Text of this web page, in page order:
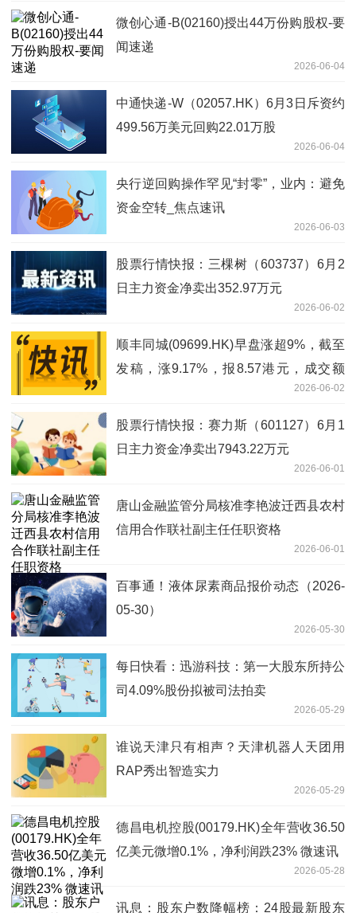
微创心通-B(02160)授出44万份购股权-要
闻速递
2026-06-04
中通快递-W（02057.HK）6月3日斥资约
499.56万美元回购22.01万股
2026-06-04
央行逆回购操作罕见“封零”，业内：避免
资金空转_焦点速讯
2026-06-03
股票行情快报：三棵树（603737）6月2
日主力资金净卖出352.97万元
2026-06-02
顺丰同城(09699.HK)早盘涨超9%，截至
发稿，涨9.17%，报8.57港元，成交额
2026-06-02
股票行情快报：赛力斯（601127）6月1
日主力资金净卖出7943.22万元
2026-06-01
唐山金融监管分局核准李艳波迁西县农村
信用合作联社副主任任职资格
2026-06-01
百事通！液体尿素商品报价动态（2026-
05-30）
2026-05-30
每日快看：迅游科技：第一大股东所持公
司4.09%股份拟被司法拍卖
2026-05-29
谁说天津只有相声？天津机器人天团用
RAP秀出智造实力
2026-05-29
德昌电机控股(00179.HK)全年营收36.50
亿美元微增0.1%，净利润跌23% 微速讯
2026-05-28
讯息：股东户数降幅榜：24股最新股东